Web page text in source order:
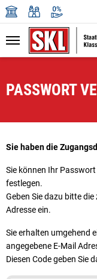
Navigation
PASSWORT
Sie haben die
Sie können Ihr
festlegen.
Geben Sie dazu bitte
Adresse ein.
Sie erhalten umgehend
angegebene E-Mail
Diesen Code geben Sie